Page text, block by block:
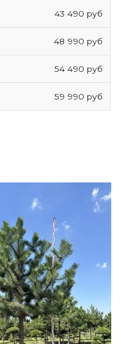
43 490 руб
48 990 руб
54 490 руб
59 990 руб